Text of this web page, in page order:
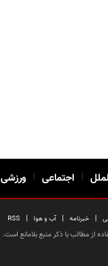
| اجتماعی | ورزشی
| خبرنامه | آب و هوا |
RSS
از مطالب با ذکر منبع بلامانع است.